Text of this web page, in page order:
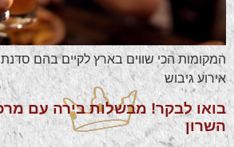
המקומות הכי שווים בארץ לקיים בהם
אירוע גיבוש
בואו לבקר! מבשלות בירה עם
השרון